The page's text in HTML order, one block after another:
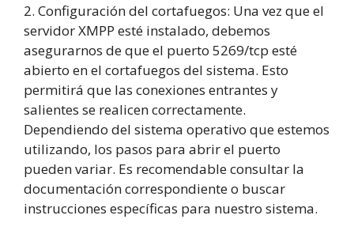
2. Configuración del cortafuegos: Una vez que el
servidor XMPP esté instalado, debemos
asegurarnos de que el puerto 5269/tcp esté
abierto en el cortafuegos del sistema. Esto
permitirá que las conexiones entrantes y
salientes se realicen correctamente.
Dependiendo del sistema operativo que estemos
utilizando, los pasos para abrir el puerto
pueden variar. Es recomendable consultar la
documentación correspondiente o buscar
instrucciones específicas para nuestro sistema.